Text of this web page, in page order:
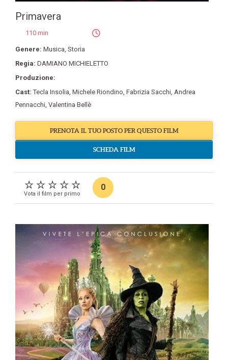
Primavera
110 min
Genere: Musica Storia
Regia: DAMIANO MICHIELETTO
Produzione:
Cast:Tecla Insolia Michele Riondino Fabrizia Sacchi Andrea
Pennacchi Valentina Bellè
PRENOTA IL TUO POSTO PER QUESTO FILM
SCHEDA FILM
Vota il film per primo
0